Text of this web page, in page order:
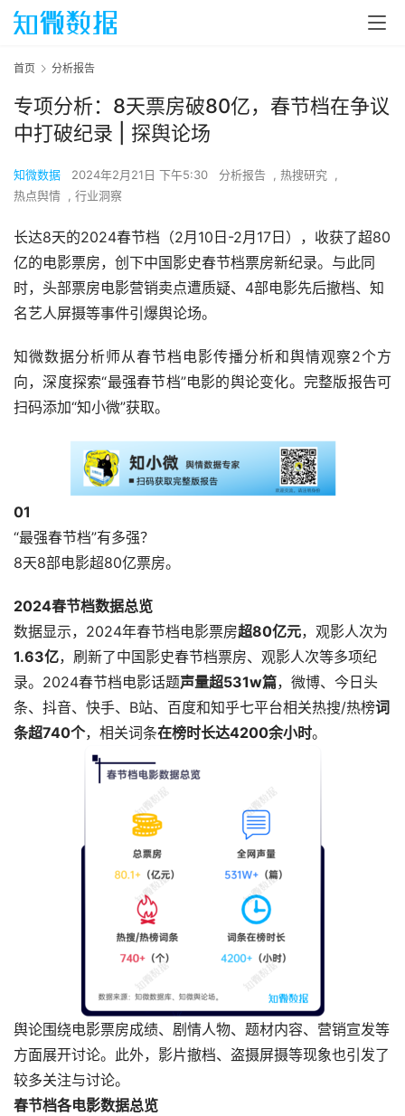
首页 分析报告
专项分析：8天票房破80亿，春节档在争议
中打破纪录 | 探舆论场
知微数据 2024年2月21日 下午5:30 分析报告 , 热搜研究 ,
热点舆情 , 行业洞察
长达8天的2024春节档（2月10日-2月17日），收获了超80
亿的电影票房，创下中国影史春节档票房新纪录。与此同
时，头部票房电影营销卖点遭质疑、4部电影先后撤档、知
名艺人屏摄等事件引爆舆论场。
知微数据分析师从春节档电影传播分析和舆情观察2个方
向，深度探索“最强春节档”电影的舆论变化。完整版报告可
扫码添加“知小微”获取。
01
“最强春节档”有多强？
8天8部电影超80亿票房。
2024春节档数据总览
数据显示，2024年春节档电影票房超80亿元，观影人次为
1.63亿，刷新了中国影史春节档票房、观影人次等多项纪
录。2024春节档电影话题声量超531w篇，微博、今日头
条、抖音、快手、B站、百度和知乎七平台相关热搜/热榜词
条超740个，相关词条在榜时长达4200余小时。
舆论围绕电影票房成绩、剧情人物、题材内容、营销宣发等
方面展开讨论。此外，影片撤档、盗摄屏摄等现象也引发了
较多关注与讨论。
春节档各电影数据总览